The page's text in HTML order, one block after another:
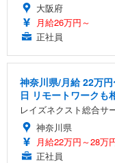
大阪府
月給26万円～
正社員
神奈川県/月給 22万
日 リモートワークも
レイズネクスト総合サ
神奈川県
月給22万円～28万
正社員